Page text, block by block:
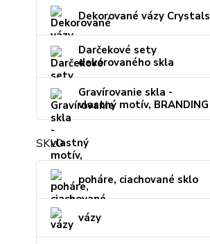
Dekorované vázy Crystals
Darčekové sety
dekorovaného skla
Gravírovanie skla -
vlastný motív, BRANDING
SKLO
poháre, ciachované sklo
vázy